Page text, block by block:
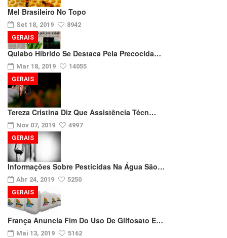
Mel Brasileiro No Topo
Set 18, 2019 8942
Quiabo Híbrido Se Destaca Pela Precocida…
Mar 18, 2019 14055
GERAIS
Tereza Cristina Diz Que Assistência Técn…
Nov 07, 2019 4997
GERAIS
Informações Sobre Pesticidas Na Água São…
Abr 24, 2019 5250
GERAIS
França Anuncia Fim Do Uso De Glifosato E…
Mai 13, 2019 5162
GERAIS